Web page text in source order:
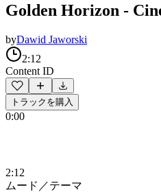
Golden Horizon -
byDawid Jaworski
2:12
Content ID
トラックを購入
0:00
2:12
ムード／テーマ